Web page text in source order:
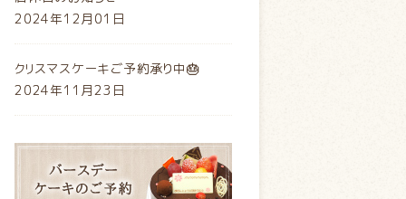
2024年12月01日
クリスマスケーキご予約承り中🎂
2024年11月23日